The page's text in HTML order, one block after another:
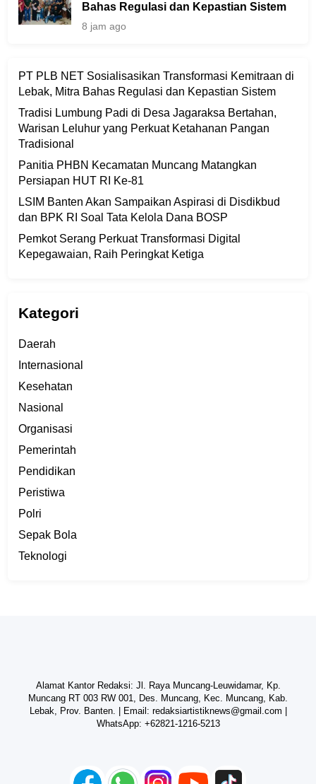
Bahas Regulasi dan Kepastian Sistem
8 jam ago
PT PLB NET Sosialisasikan Transformasi Kemitraan di
Lebak, Mitra Bahas Regulasi dan Kepastian Sistem
Tradisi Lumbung Padi di Desa Jagaraksa Bertahan,
Warisan Leluhur yang Perkuat Ketahanan Pangan
Tradisional
Panitia PHBN Kecamatan Muncang Matangkan
Persiapan HUT RI Ke-81
LSIM Banten Akan Sampaikan Aspirasi di Disdikbud
dan BPK RI Soal Tata Kelola Dana BOSP
Pemkot Serang Perkuat Transformasi Digital
Kepegawaian, Raih Peringkat Ketiga
Kategori
Daerah
Internasional
Kesehatan
Nasional
Organisasi
Pemerintah
Pendidikan
Peristiwa
Polri
Sepak Bola
Teknologi
Alamat Kantor Redaksi: Jl. Raya Muncang-Leuwidamar, Kp.
Muncang RT 003 RW 001, Des. Muncang, Kec. Muncang, Kab.
Lebak, Prov. Banten. | Email: redaksiartistiknews@gmail.com
WhatsApp: +62821-1216-5213